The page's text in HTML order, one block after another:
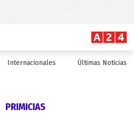
Internacionales Últimas Noticias
PRIMICIAS